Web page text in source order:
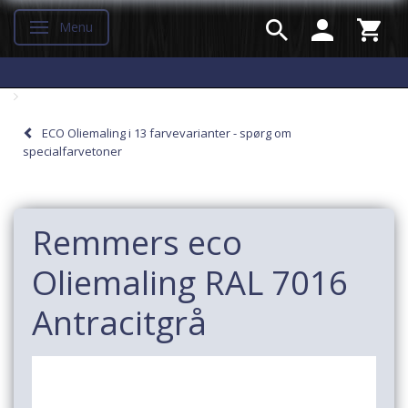
Skifte navigation
Menu
ECO Oliemaling i 13 farvevarianter - spørg om
specialfarvetoner
Remmers eco
Oliemaling RAL 7016
Antracitgrå